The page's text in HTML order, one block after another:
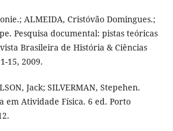
ALMEIDA, Cristóvão Domingues.;
Pesquisa documental: pistas teóricas
Brasileira de História & Ciências
15, 2009.
Jack; SILVERMAN, Stepehen.
em Atividade Física. 6 ed. Porto